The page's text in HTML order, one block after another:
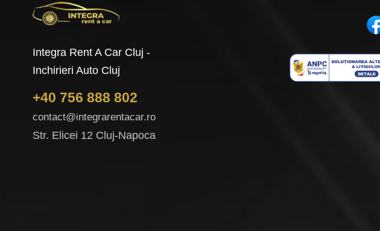
Integra Rent A Car Cluj -
Inchirieri Auto Cluj
+40 756 888 802
contact@integrarentacar.ro
Str. Elicei 12 Cluj-Napoca